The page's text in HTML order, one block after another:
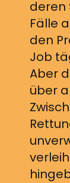
deren
Fälle
den
Job
Aber
über